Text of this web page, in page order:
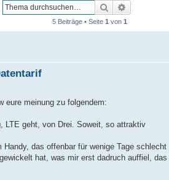
Suche
5 Beiträge • Seite 1 von 1
eure meinung zu folgendem:
LTE geht, von Drei. Soweit, so attraktiv
Handy, das offenbar für wenige Tage
hat, was mir erst dadruch auffiel,